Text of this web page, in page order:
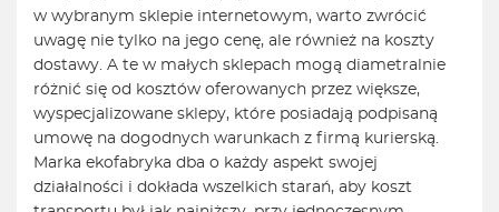
w wybranym sklepie internetowym, warto zwrócić
uwagę nie tylko na jego cenę, ale również na koszty
dostawy. A te w małych sklepach mogą diametralnie
różnić się od kosztów oferowanych przez większe,
wyspecjalizowane sklepy, które posiadają podpisaną
umowę na dogodnych warunkach z firmą kurierską.
Marka ekofabryka dba o każdy aspekt swojej
działalności i dokłada wszelkich starań, aby koszt